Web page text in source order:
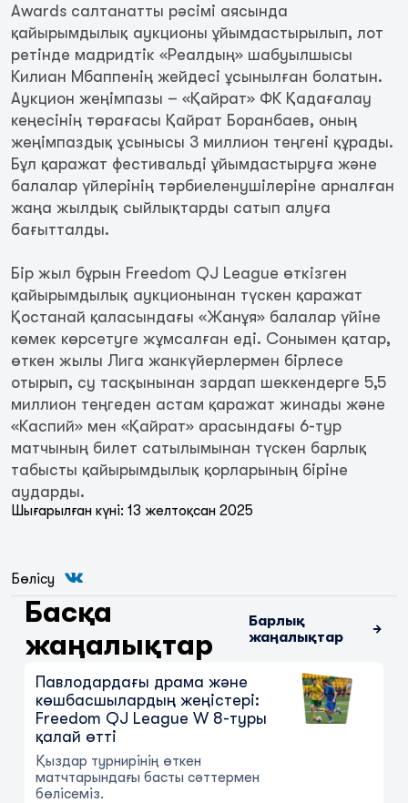
Awards салтанатты рәсімі аясында
қайырымдылық аукционы ұйымдастырылып, лот
ретінде мадридтік «Реалдың» шабуылшысы
Килиан Мбаппенің жейдесі ұсынылған болатын.
Аукцион жеңімпазы – «Қайрат» ФК Қадағалау
кеңесінің төрағасы Қайрат Боранбаев, оның
жеңімпаздық ұсынысы 3 миллион теңгені құрады.
Бұл қаражат фестивальді ұйымдастыруға және
балалар үйлерінің тәрбиеленушілеріне арналған
жаңа жылдық сыйлықтарды сатып алуға
бағытталды.
Бір жыл бұрын Freedom QJ League өткізген
қайырымдылық аукционынан түскен қаражат
Қостанай қаласындағы «Жанұя» балалар үйіне
көмек көрсетуге жұмсалған еді. Сонымен қатар,
өткен жылы Лига жанкүйерлермен бірлесе
отырып, су тасқынынан зардап шеккендерге 5,5
миллион теңгеден астам қаражат жинады және
«Каспий» мен «Қайрат» арасындағы 6-тур
матчының билет сатылымынан түскен барлық
табысты қайырымдылық қорларының біріне
аударды.
Шығарылған күні: 13 желтоқсан 2025
Бөлісу
Басқа
жаңалықтар
Барлық
жаңалықтар
«Жеңісті» қуу жалғасуда:
Freedom QJ League B 12-турының
басты оқиғалары
7 тамыз 2026
Павлодардағы драма және
көшбасшылардың жеңістері:
Freedom QJ League W 8-туры
қалай өтті
Қыздар турнирінің өткен
матчтарындағы басты сәттермен
бөлісеміз.